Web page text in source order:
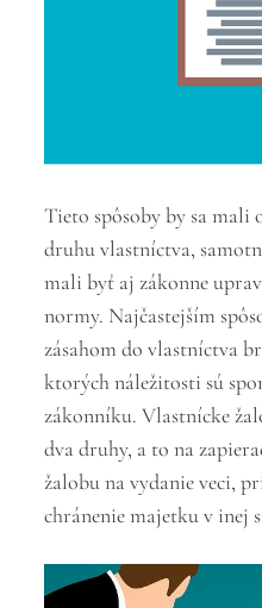
Tieto spôsoby by sa
druhu vlastníctva,
mali byť aj zákonne
normy. Najčastejším
zásahom do vlastníctva
ktorých náležitosti sú
zákonníku. Vlastnícke
dva druhy, a to na
žalobu na vydanie veci,
chránenie majetku v inej